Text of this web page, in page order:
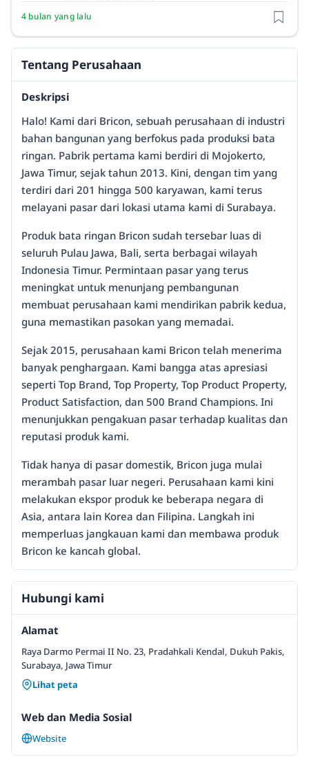
4 bulan yang lalu
Tentang Perusahaan
Deskripsi
Halo! Kami dari Bricon, sebuah perusahaan di industri
bahan bangunan yang berfokus pada produksi bata
ringan. Pabrik pertama kami berdiri di Mojokerto,
Jawa Timur, sejak tahun 2013. Kini, dengan tim yang
terdiri dari 201 hingga 500 karyawan, kami terus
melayani pasar dari lokasi utama kami di Surabaya.
Produk bata ringan Bricon sudah tersebar luas di
seluruh Pulau Jawa, Bali, serta berbagai wilayah
Indonesia Timur. Permintaan pasar yang terus
meningkat untuk menunjang pembangunan
membuat perusahaan kami mendirikan pabrik kedua,
guna memastikan pasokan yang memadai.
Sejak 2015, perusahaan kami Bricon telah menerima
banyak penghargaan. Kami bangga atas apresiasi
seperti Top Brand, Top Property, Top Product Property,
Product Satisfaction, dan 500 Brand Champions. Ini
menunjukkan pengakuan pasar terhadap kualitas dan
reputasi produk kami.
Tidak hanya di pasar domestik, Bricon juga mulai
merambah pasar luar negeri. Perusahaan kami kini
melakukan ekspor produk ke beberapa negara di
Asia, antara lain Korea dan Filipina. Langkah ini
memperluas jangkauan kami dan membawa produk
Bricon ke kancah global.
Hubungi kami
Alamat
Raya Darmo Permai II No. 23, Pradahkali Kendal, Dukuh Pakis,
Surabaya, Jawa Timur
Lihat peta
Web dan Media Sosial
Website